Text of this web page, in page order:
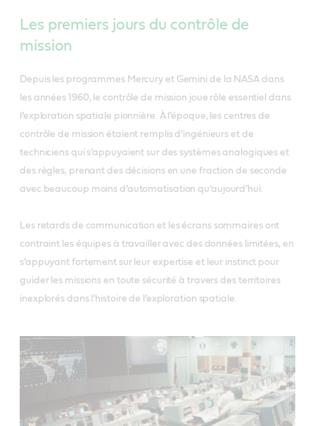
Les premiers jours du contrôle de
mission
Depuis les programmes Mercury et Gemini de la NASA dans
les années 1960, le contrôle de mission joue rôle essentiel dans
l’exploration spatiale pionnière. À l’époque, les centres de
contrôle de mission étaient remplis d’ingénieurs et de
techniciens qui s’appuyaient sur des systèmes analogiques et
des règles, prenant des décisions en une fraction de seconde
avec beaucoup moins d’automatisation qu’aujourd’hui.
Les retards de communication et les écrans sommaires ont
contraint les équipes à travailler avec des données limitées, en
s’appuyant fortement sur leur expertise et leur instinct pour
guider les missions en toute sécurité à travers des territoires
inexplorés dans l’histoire de l’exploration spatiale.